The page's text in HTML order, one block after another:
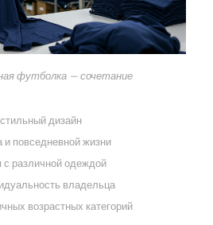
футболка — сочетание
дизайн
и повседневной жизни
с различной одеждой
владельца
возрастных категорий